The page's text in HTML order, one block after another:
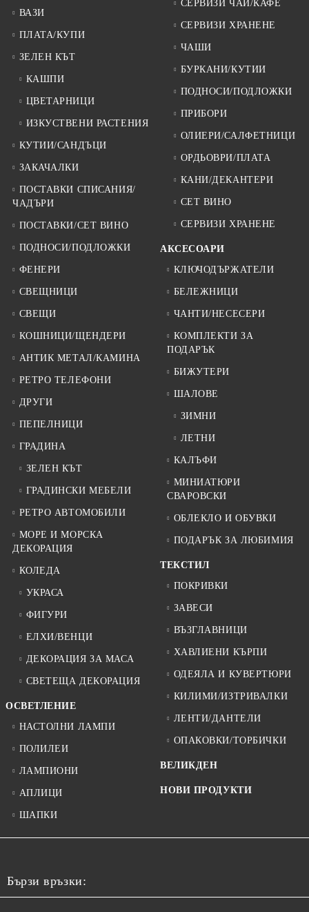
ВАЗИ
ПЛАТА/КУПИ
ЗЕЛЕН КЪТ
КАШПИ
ЦВЕТАРНИЦИ
ИЗКУСТВЕНИ РАСТЕНИЯ
КУТИИ/САНДЪЦИ
ЗАКАЧАЛКИ
ПОСТАВКИ СПИСАНИЯ/
ЧАДЪРИ
ПОСТАВКИ/СЕТ ВИНО
ПОДНОСИ/ПОДЛОЖКИ
ФЕНЕРИ
СВЕЩНИЦИ
СВЕЩИ
КОШНИЦИ/ЩЕНДЕРИ
АНТИК МЕТАЛ/КАМИНА
РЕТРО ТЕЛЕФОНИ
ДРУГИ
ПЕПЕЛНИЦИ
ГРАДИНА
ЗЕЛЕН КЪТ
ГРАДИНСКИ МЕБЕЛИ
РЕТРО АВТОМОБИЛИ
МОРЕ И МОРСКА
ДЕКОРАЦИЯ
КОЛЕДА
УКРАСА
ФИГУРИ
ЕЛХИ/ВЕНЦИ
ДЕКОРАЦИЯ ЗА МАСА
СВЕТЕЩА ДЕКОРАЦИЯ
ОСВЕТЛЕНИЕ
НАСТОЛНИ ЛАМПИ
ПОЛИЛЕИ
ЛАМПИОНИ
АПЛИЦИ
ШАПКИ
СЕРВИЗИ ЧАЙ/КАФЕ
СЕРВИЗИ ХРАНЕНЕ
ЧАШИ
БУРКАНИ/КУТИИ
ПОДНОСИ/ПОДЛОЖКИ
ПРИБОРИ
ОЛИЕРИ/САЛФЕТНИЦИ
ОРДЬОВРИ/ПЛАТА
КАНИ/ДЕКАНТЕРИ
СЕТ ВИНО
СЕРВИЗИ ХРАНЕНЕ
АКСЕСОАРИ
КЛЮЧОДЪРЖАТЕЛИ
БЕЛЕЖНИЦИ
ЧАНТИ/НЕСЕСЕРИ
КОМПЛЕКТИ ЗА
ПОДАРЪК
БИЖУТЕРИ
ШАЛОВЕ
ЗИМНИ
ЛЕТНИ
КАЛЪФИ
МИНИАТЮРИ
СВАРОВСКИ
ОБЛЕКЛО И ОБУВКИ
ПОДАРЪК ЗА ЛЮБИМИЯ
ТЕКСТИЛ
ПОКРИВКИ
ЗАВЕСИ
ВЪЗГЛАВНИЦИ
ХАВЛИЕНИ КЪРПИ
ОДЕЯЛА И КУВЕРТЮРИ
КИЛИМИ/ИЗТРИВАЛКИ
ЛЕНТИ/ДАНТЕЛИ
ОПАКОВКИ/ТОРБИЧКИ
ВЕЛИКДЕН
НОВИ ПРОДУКТИ
Бързи връзки: